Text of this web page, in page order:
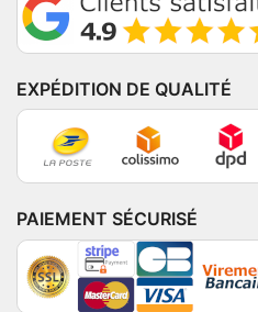
EXPÉDITION DE QUALITÉ
PAIEMENT SÉCURISÉ